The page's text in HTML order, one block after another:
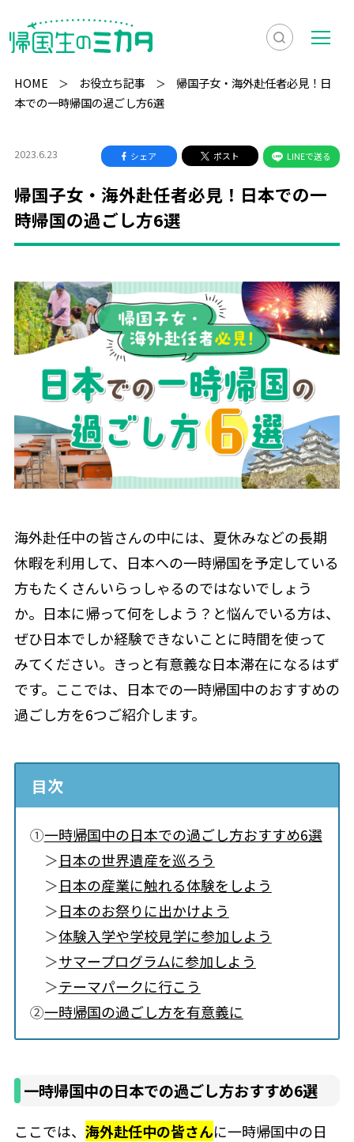
検
索
示
メ
ニ
HOME お役立ち記事
帰国子女・海外赴任者必見！日
本での一時帰国の過ごし方6選
2023.6.23 シェア ポスト LINEで送る
帰国子女・海外赴任者必見！日本での一
時帰国の過ごし方6選
海外赴任中の皆さんの中には、夏休みなどの長期
休暇を利用して、日本への一時帰国を予定している
方もたくさんいらっしゃるのではないでしょう
か。日本に帰って何をしよう？と悩んでいる方は、
ぜひ日本でしか経験できないことに時間を使って
みてください。きっと有意義な日本滞在になるはず
です。ここでは、日本での一時帰国中のおすすめの
過ごし方を6つご紹介します。
目次
①一時帰国中の日本での過ごし方おすすめ6選
＞日本の世界遺産を巡ろう
＞日本の産業に触れる体験をしよう
＞日本のお祭りに出かけよう
＞体験入学や学校見学に参加しよう
＞サマープログラムに参加しよう
＞テーマパークに行こう
②一時帰国の過ごし方を有意義に
一時帰国中の日本での過ごし方おすすめ6選
ここでは、 海外赴任中の皆さんに一時帰国中の日